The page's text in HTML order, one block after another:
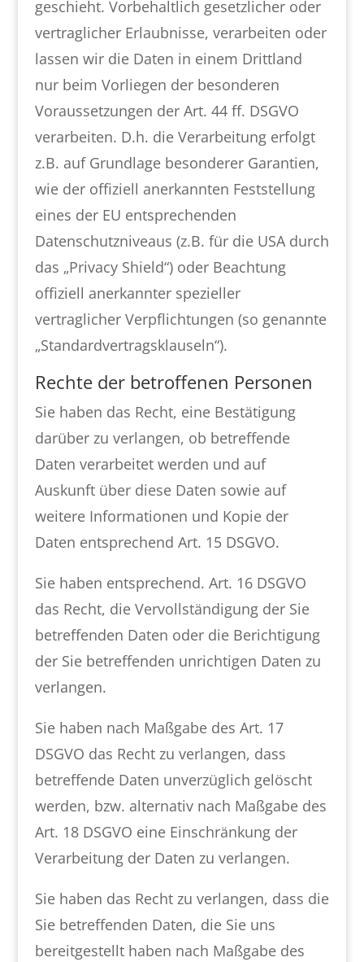
geschieht. Vorbehaltlich gesetzlicher oder
vertraglicher Erlaubnisse, verarbeiten oder
lassen wir die Daten in einem Drittland
nur beim Vorliegen der besonderen
Voraussetzungen der Art. 44 ff. DSGVO
verarbeiten. D.h. die Verarbeitung erfolgt
z.B. auf Grundlage besonderer Garantien,
wie der offiziell anerkannten Feststellung
eines der EU entsprechenden
Datenschutzniveaus (z.B. für die USA durch
das „Privacy Shield“) oder Beachtung
offiziell anerkannter spezieller
vertraglicher Verpflichtungen (so genannte
„Standardvertragsklauseln“).
Rechte der betroffenen Personen
Sie haben das Recht, eine Bestätigung
darüber zu verlangen, ob betreffende
Daten verarbeitet werden und auf
Auskunft über diese Daten sowie auf
weitere Informationen und Kopie der
Daten entsprechend Art. 15 DSGVO.
Sie haben entsprechend. Art. 16 DSGVO
das Recht, die Vervollständigung der Sie
betreffenden Daten oder die Berichtigung
der Sie betreffenden unrichtigen Daten zu
verlangen.
Sie haben nach Maßgabe des Art. 17
DSGVO das Recht zu verlangen, dass
betreffende Daten unverzüglich gelöscht
werden, bzw. alternativ nach Maßgabe des
Art. 18 DSGVO eine Einschränkung der
Verarbeitung der Daten zu verlangen.
Sie haben das Recht zu verlangen, dass die
Sie betreffenden Daten, die Sie uns
bereitgestellt haben nach Maßgabe des